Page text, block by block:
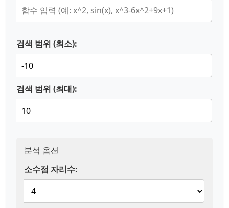
검색 범위 (최소):
검색 범위 (최대):
분석 옵션
소수점 자리수: